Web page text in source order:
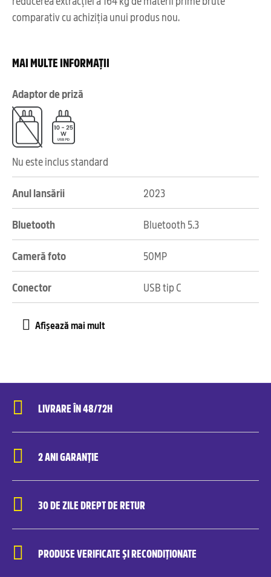
comparativ cu achiziția unui produs nou.
MAI MULTE INFORMAȚII
Adaptor de priză
Nu este inclus standard
Anul lansării 2023
Bluetooth Bluetooth 5.3
Cameră foto 50MP
Conector USB tip C
LIVRARE ÎN 48/72H
2 ANI GARANȚIE
30 DE ZILE DREPT DE RETUR
PRODUSE VERIFICATE ȘI RECONDIȚIONATE